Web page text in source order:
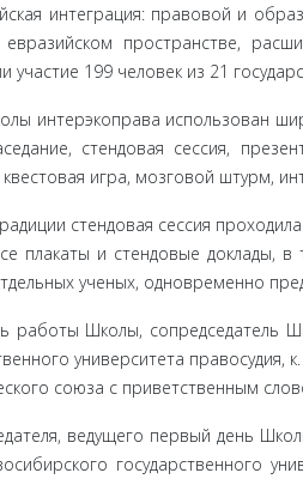
интеграция: правовой и
евразийском пространстве,
участие 199 человек из 21
интерэкоправа использован
стендовая сессия,
квестовая игра, мозговой штурм,
стендовая сессия
плакаты и стендовые доклады,
ученых, одновременно
работы Школы, сопредседатель
университета
союза с приветственным
ведущего первый день
государственного